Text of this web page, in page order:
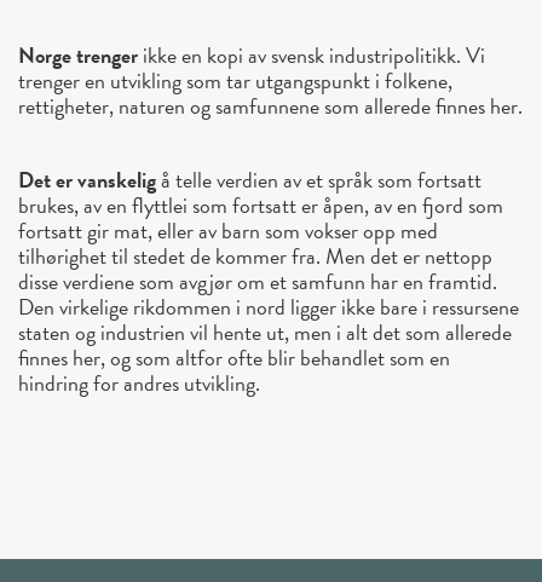
Norge trengerikke en kopi av svensk industripolitikk. Vi
trenger en utvikling som tar utgangspunkt i folkene,
rettigheter, naturen og samfunnene som allerede finnes her.
Det er vanskeligå telle verdien av et språk som fortsatt
brukes, av en flyttlei som fortsatt er åpen, av en fjord som
fortsatt gir mat, eller av barn som vokser opp med
tilhørighet til stedet de kommer fra. Men det er nettopp
disse verdiene som avgjør om et samfunn har en framtid.
Den virkelige rikdommen i nord ligger ikke bare i ressursene
staten og industrien vil hente ut, men i alt det som allerede
finnes her, og som altfor ofte blir behandlet som en
hindring for andres utvikling.